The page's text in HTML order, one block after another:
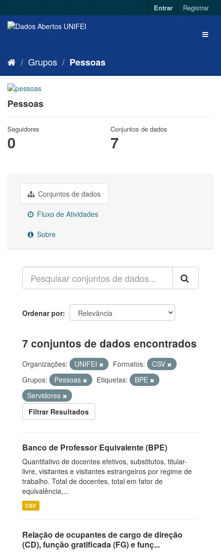
Entrar Registrar
Grupos Pessoas
Pessoas
Seguidores
0
Conjuntos de dados
7
Conjuntos de dados
Fluxo de Atividades
Sobre
Ordenar por
7 conjuntos de dados encontrados
Organizações: UNIFEI Formatos:
CSV
Grupos:
Pessoas Etiquetas:
BPE
Servidores
Filtrar Resultados
Banco de Professor Equivalente (BPE)
Quantitativo de docentes efetivos, substitutos, titular-
livre, visitantes e visitantes estrangeiros por regime de
trabalho. Total de docentes, total em fator de
equivalência,...
CSV
Relação de ocupantes de cargo de direção
(CD), função gratificada (FG) e funç...